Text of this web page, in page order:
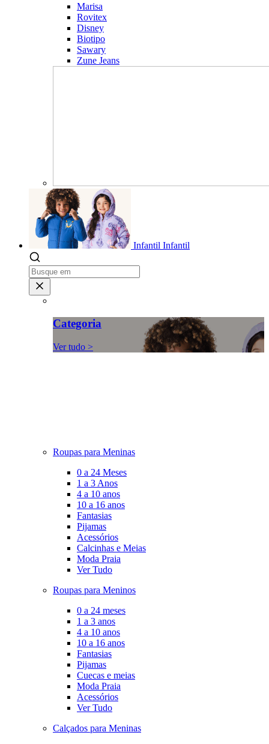
Marisa
Rovitex
Disney
Biotipo
Sawary
Zune Jeans
Infantil Infantil
Categoria
Ver tudo >
Roupas para Meninas
0 a 24 Meses
1 a 3 Anos
4 a 10 anos
10 a 16 anos
Fantasias
Pijamas
Acessórios
Calcinhas e Meias
Moda Praia
Ver Tudo
Roupas para Meninos
0 a 24 meses
1 a 3 anos
4 a 10 anos
10 a 16 anos
Fantasias
Pijamas
Cuecas e meias
Moda Praia
Acessórios
Ver Tudo
Calçados para Meninas